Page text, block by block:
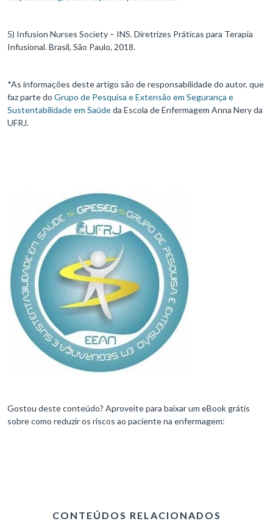
5) Infusion Nurses Society – INS. Diretrizes Práticas para Terapia
Infusional. Brasil, São Paulo, 2018.
*As informações deste artigo são de responsabilidade do autor, que
faz parte do Grupo de Pesquisa e Extensão em Segurança e
Sustentabilidade em Saúdeda Escola de Enfermagem Anna Nery da
UFRJ.
Gostou deste conteúdo? Aproveite para baixar um eBook grátis
sobre como reduzir os riscos ao paciente na enfermagem:
CONTEÚDOS RELACIONADOS